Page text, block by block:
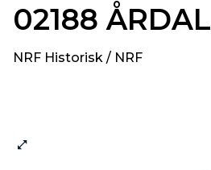
02188 ÅRDAL
NRF Historisk / NRF